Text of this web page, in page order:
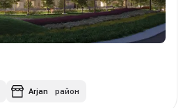
Arjan район